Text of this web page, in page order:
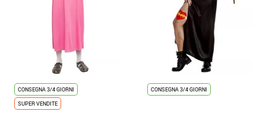
CONSEGNA 3/4 GIORNI
SUPER VENDITE
CONSEGNA 3/4 GIORNI